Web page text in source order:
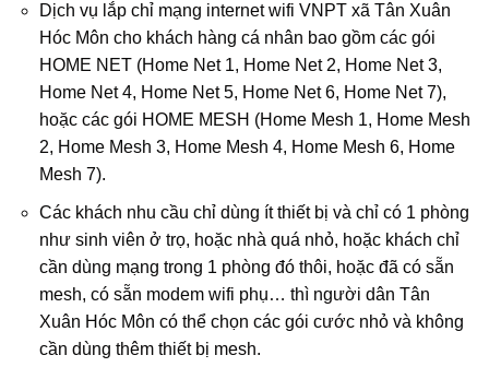
Dịch vụ lắp chỉ mạng internet wifi VNPT xã Tân Xuân
Hóc Môn cho khách hàng cá nhân bao gồm các gói
HOME NET (Home Net 1, Home Net 2, Home Net 3,
Home Net 4, Home Net 5, Home Net 6, Home Net 7),
hoặc các gói HOME MESH (Home Mesh 1, Home Mesh
2, Home Mesh 3, Home Mesh 4, Home Mesh 6, Home
Mesh 7).
Các khách nhu cầu chỉ dùng ít thiết bị và chỉ có 1 phòng
như sinh viên ở trọ, hoặc nhà quá nhỏ, hoặc khách chỉ
cần dùng mạng trong 1 phòng đó thôi, hoặc đã có sẵn
mesh, có sẵn modem wifi phụ… thì người dân Tân
Xuân Hóc Môn có thể chọn các gói cước nhỏ và không
cần dùng thêm thiết bị mesh.